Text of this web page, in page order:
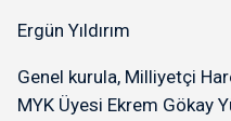
Ergün Yıldırım
Genel kurula, Milliyetçi
MYK Üyesi Ekrem Gökay